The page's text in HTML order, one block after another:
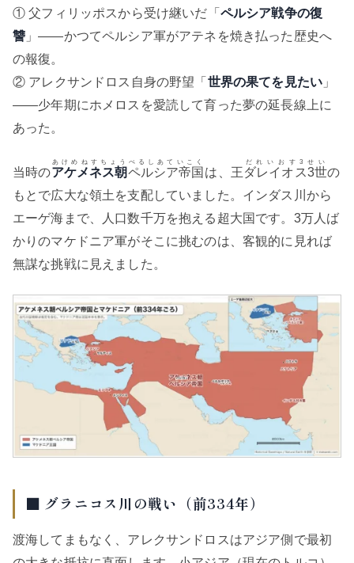
① 父フィリッポスから受け継いだ「 ペルシア戦争の復
讐 」——かつてペルシア軍がアテネを焼き払った歴史へ
の報復。
② アレクサンドロス自身の野望「 世界の果てを見たい」
——少年期にホメロスを愛読して育った夢の延長線上に
あった。
当時のアケメネス朝
あけめねすちょう
ペルシア帝国
ぺるしあていこく
は、王ダレイオス3世
だれいおす3せい
の
もとで広大な領土を支配していました。インダス川から
エーゲ海まで、人口数千万を抱える超大国です。3万人ば
かりのマケドニア軍がそこに挑むのは、客観的に見れば
無謀な挑戦に見えました。
■ グラニコス川の戦い（前334年）
渡海してまもなく、アレクサンドロスはアジア側で最初